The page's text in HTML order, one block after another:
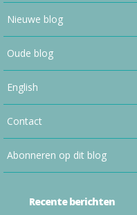
Nieuwe blog
Oude blog
English
Contact
Abonneren op dit blog
Recente berichten